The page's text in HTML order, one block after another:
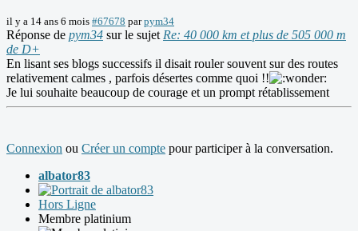
il y a 14 ans 6 mois #67678 parpym34
Réponse de pym34 sur le sujet Re: 40 000 km et plus de 505 000 m
de D+
En lisant ses blogs successifs il disait rouler souvent sur des routes
relativement calmes , parfois désertes comme quoi !!
Je lui souhaite beaucoup de courage et un prompt rétablissement
Connexion ou Créer un compte pour participer à la conversation.
albator83
Hors Ligne
Membre platinium